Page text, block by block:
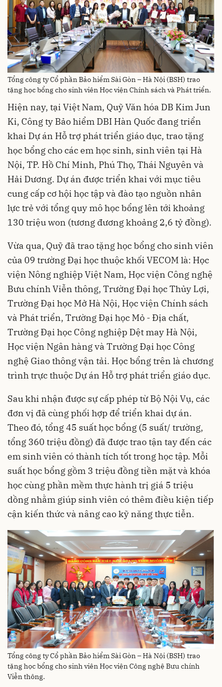
Tổng công ty Cổ phần Bảo hiểm Sài Gòn – Hà Nội (BSH) trao
tặng học bổng cho sinh viên Học viện Chính sách và Phát triển.
Hiện nay, tại Việt Nam, Quỹ Văn hóa DB Kim Jun
Ki, Công ty Bảo hiểm DBI Hàn Quốc đang triển
khai Dự án Hỗ trợ phát triển giáo dục, trao tặng
học bổng cho các em học sinh, sinh viên tại Hà
Nội, TP. Hồ Chí Minh, Phú Thọ, Thái Nguyên và
Hải Dương. Dự án được triển khai với mục tiêu
cung cấp cơ hội học tập và đào tạo nguồn nhân
lực trẻ với tổng quy mô học bổng lên tới khoảng
130 triệu won (tương đương khoảng 2,6 tỷ đồng).
Vừa qua, Quỹ đã trao tặng học bổng cho sinh viên
của 09 trường Đại học thuộc khối VECOM là: Học
viện Nông nghiệp Việt Nam, Học viện Công nghệ
Bưu chính Viễn thông, Trường Đại học Thủy Lợi,
Trường Đại học Mở Hà Nội, Học viện Chính sách
và Phát triển, Trường Đại học Mỏ - Địa chất,
Trường Đại học Công nghiệp Dệt may Hà Nội,
Học viện Ngân hàng và Trường Đại học Công
nghệ Giao thông vận tải. Học bổng trên là chương
trình trực thuộc Dự án Hỗ trợ phát triển giáo dục.
Sau khi nhận được sự cấp phép từ Bộ Nội Vụ, các
đơn vị đã cùng phối hợp để triển khai dự án.
Theo đó, tổng 45 suất học bổng (5 suất/ trường,
tổng 360 triệu đồng) đã được trao tận tay đến các
em sinh viên có thành tích tốt trong học tập. Mỗi
suất học bổng gồm 3 triệu đồng tiền mặt và khóa
học cùng phần mềm thực hành trị giá 5 triệu
dồng nhằm giúp sinh viên có thêm điều kiện tiếp
cận kiến thức và nâng cao kỹ năng thực tiễn.
Tổng công ty Cổ phần Bảo hiểm Sài Gòn – Hà Nội (BSH) trao
tặng học bổng cho sinh viên Học viện Công nghệ Bưu chính
Viễn thông.